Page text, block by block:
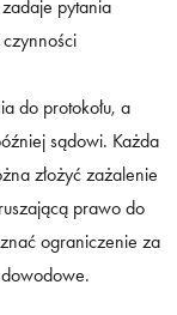
pytania
do protokołu, a
sądowi. Każda
złożyć zażalenie
prawo do
ograniczenie za